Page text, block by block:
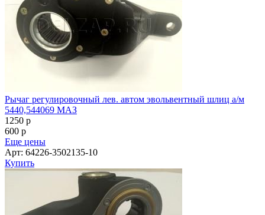
Рычаг регулировочный лев. автом эвольвентный шлиц а/м
5440,544069 МАЗ
1250 p
600 p
Еще цены
Арт: 64226-3502135-10
Купить